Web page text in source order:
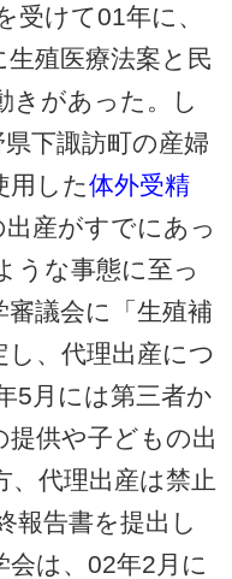
けて01年に、
殖医療法案と民
きがあった。し
下諏訪町の産婦
用した体外受精
出産がすでにあっ
うな事態に至っ
議会に「生殖補
し、代理出産につ
5月には第三者か
提供や子どもの出
、代理出産は禁止
報告書を提出し
は、02年2月に